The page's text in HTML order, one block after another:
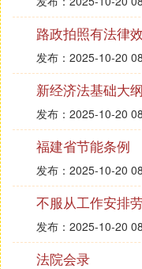
路政拍照有法律
发布：2025-10-20
新经济法基础大
发布：2025-10-20
福建省节能条例
发布：2025-10-20
不服从工作安排
发布：2025-10-20
法院会录